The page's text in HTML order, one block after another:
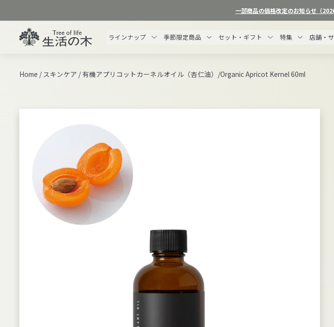
ス
ラ
一部商品の価格改定のお知らせ（
生
活
木
ラ
ラインナップ 季節限定商品 セット・ギフト 特集 店舗・
Home / スキンケア / 有機アプリコットカーネルオイル（杏仁油）/Organic Apricot Kernel 60ml